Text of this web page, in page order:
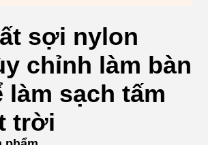
sợi nylon
chỉnh làm bàn
làm sạch tấm
trời